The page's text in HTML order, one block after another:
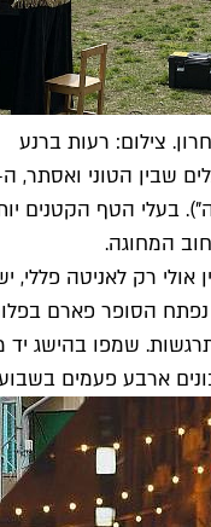
צילום: רעות ברנע
בעלי הטף הקטנים
המחוגה.
אולי רק לאניטה
הסופר פארם
התרגשות. שמפו
ארבע פעמים בשבוע.